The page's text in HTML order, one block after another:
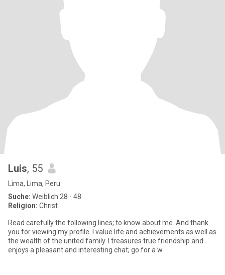
Luis, 55
Lima, Lima, Peru
Suche: Weiblich 28 - 48
Religion: Christ
Read carefully the following lines; to know about me. And thank
you for viewing my profile. I value life and achievements as well as
the wealth of the united family. I treasures true friendship and
enjoys a pleasant and interesting chat; go for a w